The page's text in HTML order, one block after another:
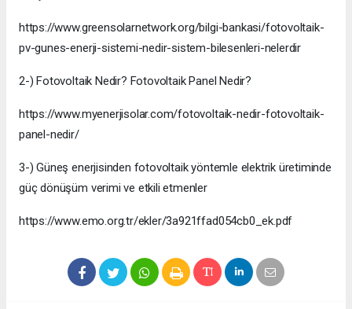
https://www.greensolarnetwork.org/bilgi-bankasi/fotovoltaik-
pv-gunes-enerji-sistemi-nedir-sistem-bilesenleri-nelerdir
2-) Fotovoltaik Nedir? Fotovoltaik Panel Nedir?
https://www.myenerjisolar.com/fotovoltaik-nedir-fotovoltaik-
panel-nedir/
3-) Güneş enerjisinden fotovoltaik yöntemle elektrik üretiminde
güç dönüşüm verimi ve etkili etmenler
https://www.emo.org.tr/ekler/3a921ffad054cb0_ek.pdf